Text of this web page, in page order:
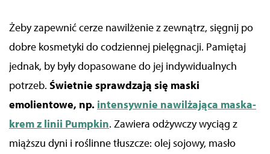
Żeby zapewnić cerze nawilżenie z zewnątrz, sięgnij po
dobre kosmetyki do codziennej pielęgnacji. Pamiętaj
jednak, by były dopasowane do jej indywidualnych
potrzeb. Świetnie sprawdzają się maski
emolientowe, np. intensywnie nawilżająca maska-
krem z linii Pumpkin. Zawiera odżywczy wyciąg z
miąższu dyni i roślinne tłuszcze: olej sojowy, masło